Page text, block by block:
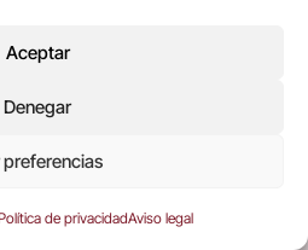
Aceptar
Denegar
preferencias
de privacidadAviso legal